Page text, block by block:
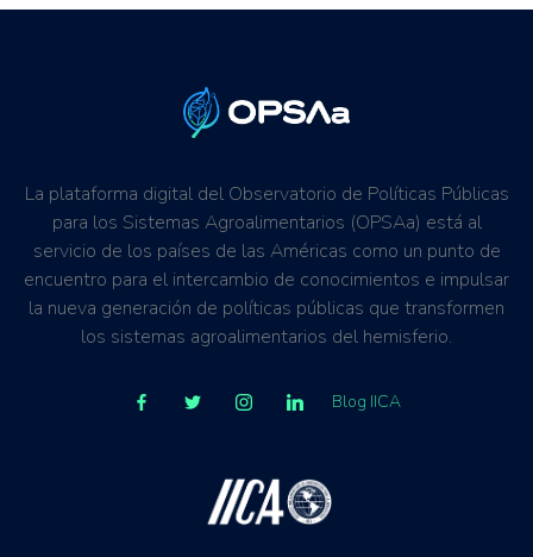
La plataforma digital del Observatorio de Políticas Públicas
para los Sistemas Agroalimentarios (OPSAa) está al
servicio de los países de las Américas como un punto de
encuentro para el intercambio de conocimientos e impulsar
la nueva generación de políticas públicas que transformen
los sistemas agroalimentarios del hemisferio.
Blog IICA